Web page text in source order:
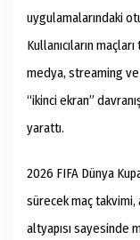
uygulamalarındaki
Kullanıcıların
medya, streaming ve
“ikinci ekran”
yarattı.
2026 FIFA Dünya
sürecek maç takvimi,
altyapısı sayesinde